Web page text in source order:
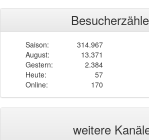
Saison:
314.967
August:
13.371
Gestern:
2.384
Heute:
57
Online:
170
weitere